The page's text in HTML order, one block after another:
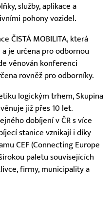
služby, aplikace a
pohony vozidel.
ČISTÁ MOBILITA, která
je určena pro odbornou
věnován konferenci
rovněž pro odborníky.
logickým trhem, Skupina
již přes 10 let.
dobíjení v ČR s více
stanice vznikají i díky
CEF (Connecting Europe
paletu souvisejících
firmy, municipality a